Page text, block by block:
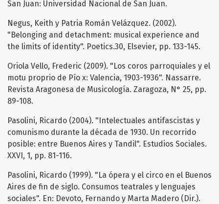
San Juan: Universidad Nacional de San Juan.
Negus, Keith y Patria Román Velázquez. (2002).
"Belonging and detachment: musical experience and
the limits of identity". Poetics.30, Elsevier, pp. 133-145.
Oriola Vello, Frederic (2009). "Los coros parroquiales y el
motu proprio de Pío x: Valencia, 1903-1936". Nassarre.
Revista Aragonesa de Musicología. Zaragoza, N° 25, pp.
89-108.
Pasolini, Ricardo (2004). "Intelectuales antifascistas y
comunismo durante la década de 1930. Un recorrido
posible: entre Buenos Aires y Tandil". Estudios Sociales.
XXVI, 1, pp. 81-116.
Pasolini, Ricardo (1999). "La ópera y el circo en el Buenos
Aires de fin de siglo. Consumos teatrales y lenguajes
sociales". En: Devoto, Fernando y Marta Madero (Dir.).